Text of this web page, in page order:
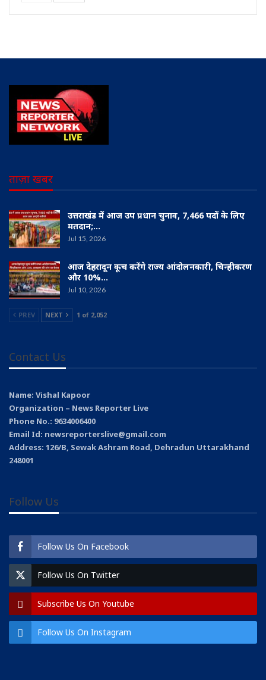
ताज़ा खबर
उत्तराखंड में आज उप प्रधान चुनाव, 7,466 पदों के लिए
मतदान;…
Jul 15, 2026
आज देहरादून कूच करेंगे राज्य आंदोलनकारी, चिन्हीकरण
और 10%…
Jul 10, 2026
PREV NEXT 1 of 2,052
Contact Us
Name: Vishal Kapoor
Organization – News Reporter Live
Phone No.: 9634006400
Email Id: newsreporterslive@gmail.com
Address: 126/B, Sewak Ashram Road, Dehradun Uttarakhand
248001
Follow Us
Follow Us On Facebook
Follow Us On Twitter
Subscribe Us On Youtube
Follow Us On Instagram